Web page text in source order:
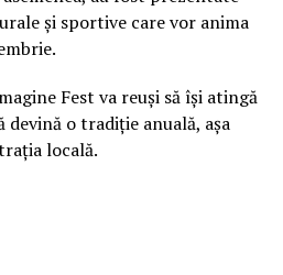
și sportive care vor anima
Fest va reuși să își atingă
o tradiție anuală, așa
locală.